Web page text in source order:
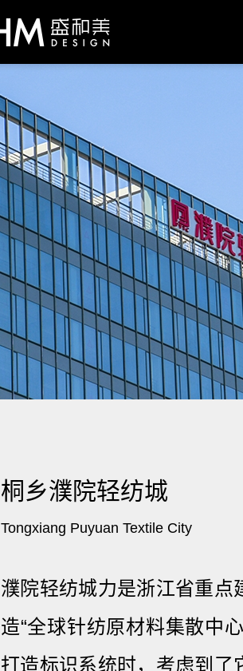
桐乡濮院轻纺城
Tongxiang Puyuan Textile City
濮院轻纺城力是浙江省重点
造“全球针纺原材料集散中
打造标识系统时，考虑到了